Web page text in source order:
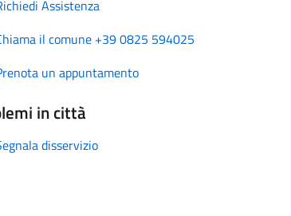
Assistenza
il comune +39 0825 594025
un appuntamento
in città
disservizio